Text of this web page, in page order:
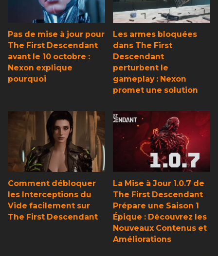
Pas de mise à jour pour
The First Descendant
avant le 10 octobre :
Nexon explique
pourquoi
Les armes bloquées
dans The First
Descendant
perturbent le
gameplay : Nexon
promet une solution
Comment débloquer
les Interceptions du
Vide facilement sur
The First Descendant
La Mise à Jour 1.0.7 de
The First Descendant
Prépare une Saison 1
Épique : Découvrez les
Nouveaux Contenus et
Améliorations